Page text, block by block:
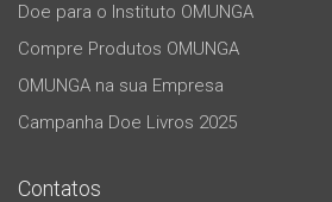
Doe para o Instituto OMUNGA
Compre Produtos OMUNGA
OMUNGA na sua Empresa
Campanha Doe Livros 2025
Contatos